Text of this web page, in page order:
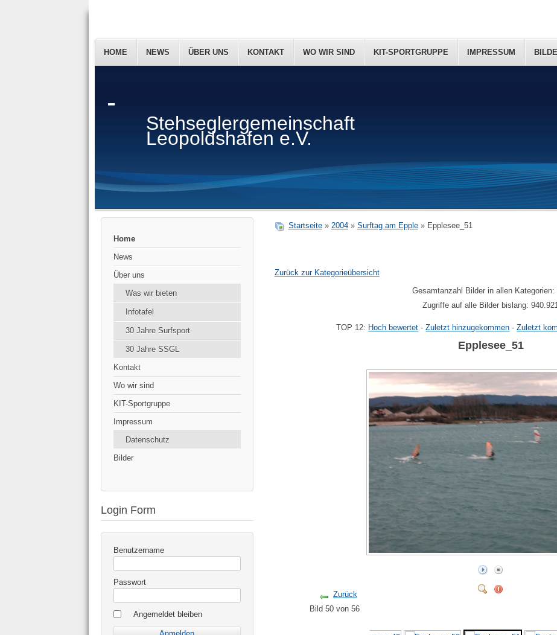
-
Stehseglergemeinschaft
Leopoldshafen e.V.
HOME NEWS ÜBER UNS KONTAKT WO WIR SIND KIT-SPORTGRUPPE IMPRESSUM
Home
News
Über uns
Was wir bieten
Infotafel
30 Jahre Surfsport
30 Jahre SSGL
Kontakt
Wo wir sind
KIT-Sportgruppe
Impressum
Datenschutz
Bilder
Login Form
Benutzername
Passwort
Angemeldet bleiben
Startseite» 2004» Surftag am Epple» Epplesee_51
Zurück zur Kategorieübersicht
Gesamtanzahl Bilder in allen Kategorien:
Zugriffe auf alle Bilder bislang: 940.921
TOP 12: Hoch bewertet -Zuletzt hinzugekommen -Zuletzt
Epplesee_51
Zurück
Bild 50 von 56